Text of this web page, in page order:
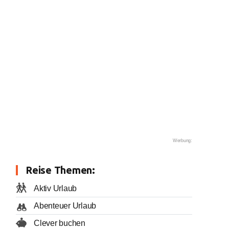
Werbung:
Reise Themen:
Aktiv Urlaub
Abenteuer Urlaub
Clever buchen